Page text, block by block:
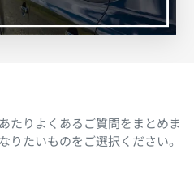
たりよくあるご質問をまとめま
りたいものをご選択ください。